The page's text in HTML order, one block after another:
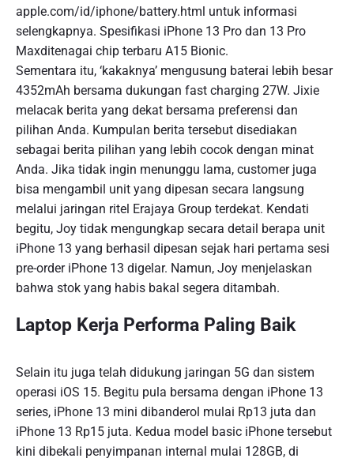
apple.com/id/iphone/battery.html untuk informasi
selengkapnya. Spesifikasi iPhone 13 Pro dan 13 Pro
Maxditenagai chip terbaru A15 Bionic.
Sementara itu, ‘kakaknya’ mengusung baterai lebih besar
4352mAh bersama dukungan fast charging 27W. Jixie
melacak berita yang dekat bersama preferensi dan
pilihan Anda. Kumpulan berita tersebut disediakan
sebagai berita pilihan yang lebih cocok dengan minat
Anda. Jika tidak ingin menunggu lama, customer juga
bisa mengambil unit yang dipesan secara langsung
melalui jaringan ritel Erajaya Group terdekat. Kendati
begitu, Joy tidak mengungkap secara detail berapa unit
iPhone 13 yang berhasil dipesan sejak hari pertama sesi
pre-order iPhone 13 digelar. Namun, Joy menjelaskan
bahwa stok yang habis bakal segera ditambah.
Laptop Kerja Performa Paling Baik
Selain itu juga telah didukung jaringan 5G dan sistem
operasi iOS 15. Begitu pula bersama dengan iPhone 13
series, iPhone 13 mini dibanderol mulai Rp13 juta dan
iPhone 13 Rp15 juta. Kedua model basic iPhone tersebut
kini dibekali penyimpanan internal mulai 128GB, di